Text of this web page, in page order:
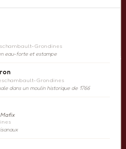
À propos
Grondines
eau-forte et estampe
Grondines
dans un moulin historique de 1766